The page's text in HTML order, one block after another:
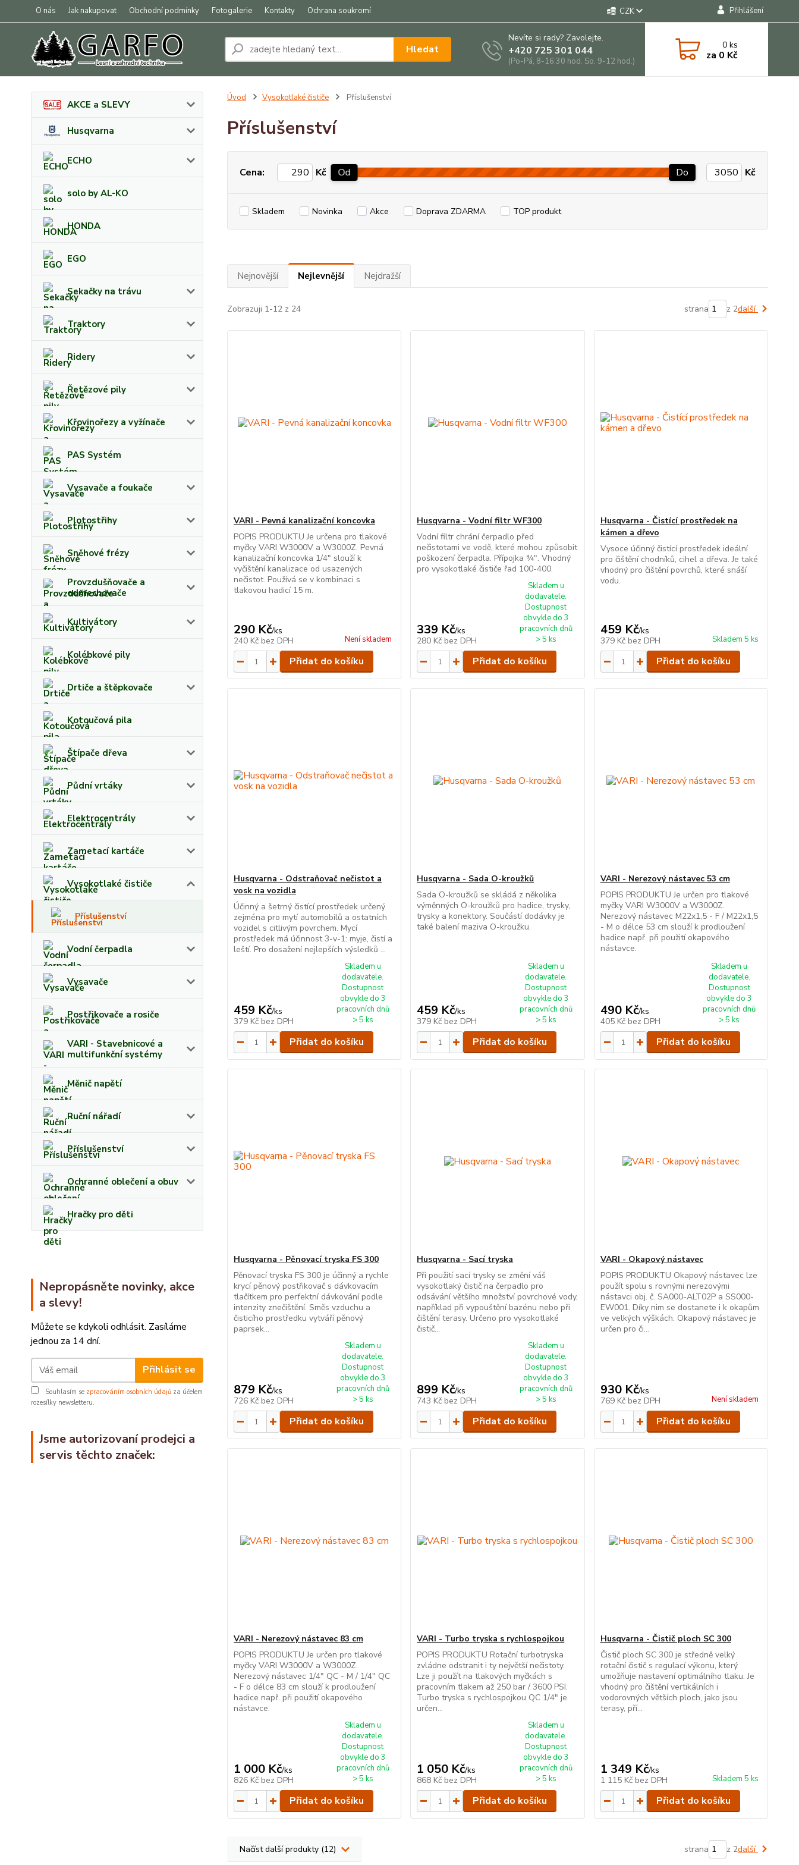
O nás Jak nakupovat Obchodní podmínky Fotogalerie Kontakty Ochrana soukromí CZK Přihlášení
Hledat
Nevíte si rady? Zavolejte.
+420 725 301 044
(Po-Pá, 8-16:30 hod. So, 9-12 hod.)
0ks
za 0 Kč
AKCE a SLEVY
Husqvarna
ECHO
solo by AL-KO
HONDA
EGO
Sekačky na trávu
Traktory
Ridery
Řetězové pily
Křovinořezy a vyžínače
PAS Systém
Vysavače a foukače
Plotostřihy
Sněhové frézy
Provzdušňovače a
odmechovače
Kultivátory
Kolébkové pily
Drtiče a štěpkovače
Kotoučová pila
Štípače dřeva
Půdní vrtáky
Elektrocentrály
Zametací kartáče
Vysokotlaké čističe
Příslušenství
Vodní čerpadla
Vysavače
Postřikovače a rosiče
VARI - Stavebnicové a
multifunkční systémy
Měnič napětí
Ruční nářadí
Příslušenství
Ochranné oblečení a obuv
Hračky pro děti
Nepropásněte novinky, akce
a slevy!
Můžete se kdykoli odhlásit. Zasíláme
jednou za 14 dní.
Přihlásit se
Souhlasím se zpracováním osobních údajů za účelem
rozesílky newsletteru.
Jsme autorizovaní prodejci a
servis těchto značek:
Úvod Vysokotlaké čističe Příslušenství
Příslušenství
Cena: Kč Od Do Kč
Skladem Novinka Akce Doprava ZDARMA TOP produkt
Nejnovější Nejlevnější Nejdražší
Zobrazuji 1-12 z 24 strana z 2další
VARI - Pevná kanalizační koncovka
POPIS PRODUKTU Je určena pro tlakové
myčky VARI W3000V a W3000Z. Pevná
kanalizační koncovka 1/4" slouží k
vyčištění kanalizace od usazených
nečistot. Používá se v kombinaci s
tlakovou hadicí 15 m.
290 Kč/ks
240 Kč bez DPH Není skladem
Přidat do košíku
Husqvarna - Vodní filtr WF300
Vodní filtr chrání čerpadlo před
nečistotami ve vodě, které mohou způsobit
poškození čerpadla. Přípojka ¾". Vhodný
pro vysokotlaké čističe řad 100-400.
339 Kč/ks
280 Kč bez DPH
Skladem u
dodavatele.
Dostupnost
obvykle do 3
pracovních dnů
> 5 ks
Přidat do košíku
Husqvarna - Čistící prostředek na
kámen a dřevo
Vysoce účinný čistící prostředek ideální
pro čištění chodníků, cihel a dřeva. Je také
vhodný pro čištění povrchů, které snáší
vodu.
459 Kč/ks
379 Kč bez DPH Skladem 5 ks
Přidat do košíku
Husqvarna - Odstraňovač nečistot a
vosk na vozidla
Účinný a šetrný čistící prostředek určený
zejména pro mytí automobilů a ostatních
vozidel s citlivým povrchem. Mycí
prostředek má účinnost 3-v-1: myje, čistí a
leští. Pro dosažení nejlepších výsledků ...
459 Kč/ks
379 Kč bez DPH
Skladem u
dodavatele.
Dostupnost
obvykle do 3
pracovních dnů
> 5 ks
Přidat do košíku
Husqvarna - Sada O-kroužků
Sada O-kroužků se skládá z několika
výměnných O-kroužků pro hadice, trysky,
trysky a konektory. Součástí dodávky je
také balení maziva O-kroužku.
459 Kč/ks
379 Kč bez DPH
Skladem u
dodavatele.
Dostupnost
obvykle do 3
pracovních dnů
> 5 ks
Přidat do košíku
VARI - Nerezový nástavec 53 cm
POPIS PRODUKTU Je určen pro tlakové
myčky VARI W3000V a W3000Z.
Nerezový nástavec M22x1,5 - F / M22x1,5
- M o délce 53 cm slouží k prodloužení
hadice např. při použití okapového
nástavce.
490 Kč/ks
405 Kč bez DPH
Skladem u
dodavatele.
Dostupnost
obvykle do 3
pracovních dnů
> 5 ks
Přidat do košíku
Husqvarna - Pěnovací tryska FS 300
Pěnovací tryska FS 300 je účinný a rychle
krycí pěnový postřikovač s dávkovacím
tlačítkem pro perfektní dávkování podle
intenzity znečištění. Směs vzduchu a
čisticího prostředku vytváří pěnový
paprsek...
879 Kč/ks
726 Kč bez DPH
Skladem u
dodavatele.
Dostupnost
obvykle do 3
pracovních dnů
> 5 ks
Přidat do košíku
Husqvarna - Sací tryska
Při použití sací trysky se změní váš
vysokotlaký čistič na čerpadlo pro
odsávání většího množství povrchové vody,
například při vypouštění bazénu nebo při
čištění terasy. Určeno pro vysokotlaké
čistič...
899 Kč/ks
743 Kč bez DPH
Skladem u
dodavatele.
Dostupnost
obvykle do 3
pracovních dnů
> 5 ks
Přidat do košíku
VARI - Okapový nástavec
POPIS PRODUKTU Okapový nástavec lze
použít spolu s rovnými nerezovými
nástavci obj. č. SA000-ALT02P a SS000-
EW001. Díky nim se dostanete i k okapům
ve velkých výškách. Okapový nástavec je
určen pro či...
930 Kč/ks
769 Kč bez DPH Není skladem
Přidat do košíku
VARI - Nerezový nástavec 83 cm
POPIS PRODUKTU Je určen pro tlakové
myčky VARI W3000V a W3000Z.
Nerezový nástavec 1/4" QC - M / 1/4" QC
- F o délce 83 cm slouží k prodloužení
hadice např. při použití okapového
nástavce.
1 000 Kč/ks
826 Kč bez DPH
Skladem u
dodavatele.
Dostupnost
obvykle do 3
pracovních dnů
> 5 ks
Přidat do košíku
VARI - Turbo tryska s rychlospojkou
POPIS PRODUKTU Rotační turbotryska
zvládne odstranit i ty největší nečistoty.
Lze ji použít na tlakových myčkách s
pracovním tlakem až 250 bar / 3600 PSI.
Turbo tryska s rychlospojkou QC 1/4" je
určen...
1 050 Kč/ks
868 Kč bez DPH
Skladem u
dodavatele.
Dostupnost
obvykle do 3
pracovních dnů
> 5 ks
Přidat do košíku
Husqvarna - Čistič ploch SC 300
Čistič ploch SC 300 je středně velký
rotační čistič s regulací výkonu, který
umožňuje nastavení optimálního tlaku. Je
vhodný pro čištění vertikálních i
vodorovných větších ploch, jako jsou
terasy, pří...
1 349 Kč/ks
1 115 Kč bez DPH Skladem 5 ks
Přidat do košíku
Načíst další produkty (12) strana z 2další